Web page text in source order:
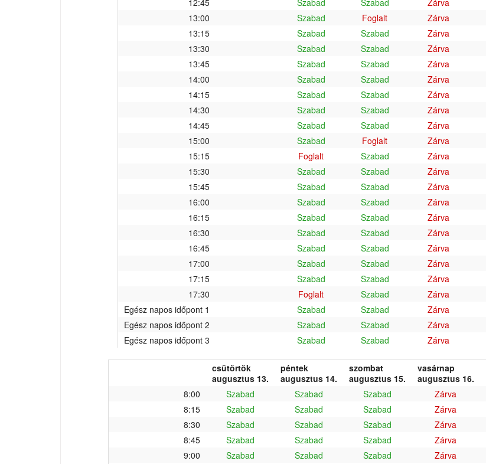
12:45
Szabad Szabad Zárva
13:00
Szabad Foglalt Zárva
13:15
Szabad Szabad Zárva
13:30
Szabad Szabad Zárva
13:45
Szabad Szabad Zárva
14:00
Szabad Szabad Zárva
14:15
Szabad Szabad Zárva
14:30
Szabad Szabad Zárva
14:45
Szabad Szabad Zárva
15:00
Szabad Foglalt Zárva
15:15
Foglalt Szabad Zárva
15:30
Szabad Szabad Zárva
15:45
Szabad Szabad Zárva
16:00
Szabad Szabad Zárva
16:15
Szabad Szabad Zárva
16:30
Szabad Szabad Zárva
16:45
Szabad Szabad Zárva
17:00
Szabad Szabad Zárva
17:15
Szabad Szabad Zárva
17:30
Foglalt Szabad Zárva
Egész napos időpont 1
Szabad Szabad Zárva
Egész napos időpont 2
Szabad Szabad Zárva
Egész napos időpont 3
Szabad Szabad Zárva
csütörtök
augusztus 13.
péntek
augusztus 14.
szombat
augusztus 15.
vasárnap
augusztus 16.
8:00
Szabad Szabad Szabad Zárva
8:15
Szabad Szabad Szabad Zárva
8:30
Szabad Szabad Szabad Zárva
8:45
Szabad Szabad Szabad Zárva
9:00
Szabad Szabad Szabad Zárva